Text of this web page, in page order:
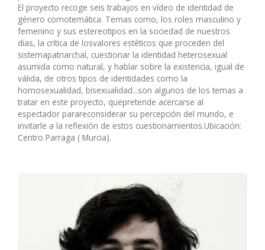
El proyecto recoge seis trabajos en vídeo de identidad de
género comotemática. Temas como, los roles masculino y
femenino y sus estereotipos en la sociedad de nuestros
días, la crítica de losvalores estéticos que proceden del
sistemapatriarchal, cuestionar la identidad heterosexual
asumida como natural, y hablar sobre la existencia, igual de
válida, de otros tipos de identidades como la
homosexualidad, bisexualidad...son algunos de los temas a
tratar en este proyecto, quepretende acercarse al
espectador parareconsiderar su percepción del mundo, e
invitarle a la reflexión de estos cuestionamientos.Ubicación:
Centro Parraga ( Murcia).